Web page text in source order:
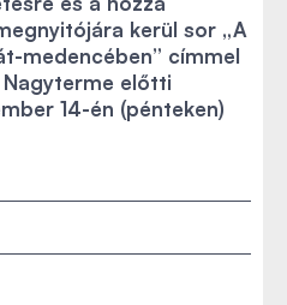
kerül sor „A
medencében” címmel
Nagyterme előtti
14-én (pénteken)